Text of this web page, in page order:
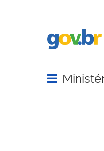
Abrir menu